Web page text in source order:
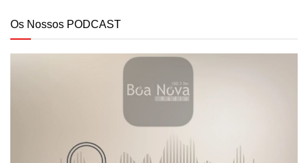
Os Nossos PODCAST